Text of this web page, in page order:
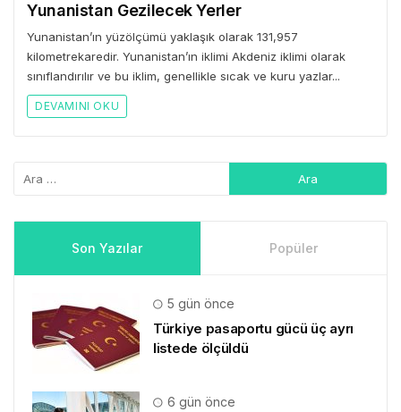
Yunanistan Gezilecek Yerler
Yunanistan’ın yüzölçümü yaklaşık olarak 131,957
kilometrekaredir. Yunanistan’ın iklimi Akdeniz iklimi olarak
sınıflandırılır ve bu iklim, genellikle sıcak ve kuru yazlar...
DEVAMINI OKU
Son Yazılar Popüler
5 gün önce
Türkiye pasaportu gücü üç ayrı
listede ölçüldü
6 gün önce